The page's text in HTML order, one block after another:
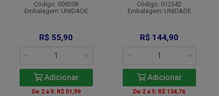
Código: 009208
Embalagem: UNIDADE
R$ 55,90
Adicionar
De 2 a 5: R$ 51,99
Código: 012342
Embalagem: UNIDADE
R$ 144,90
Adicionar
De 2 a 5: R$ 134,76